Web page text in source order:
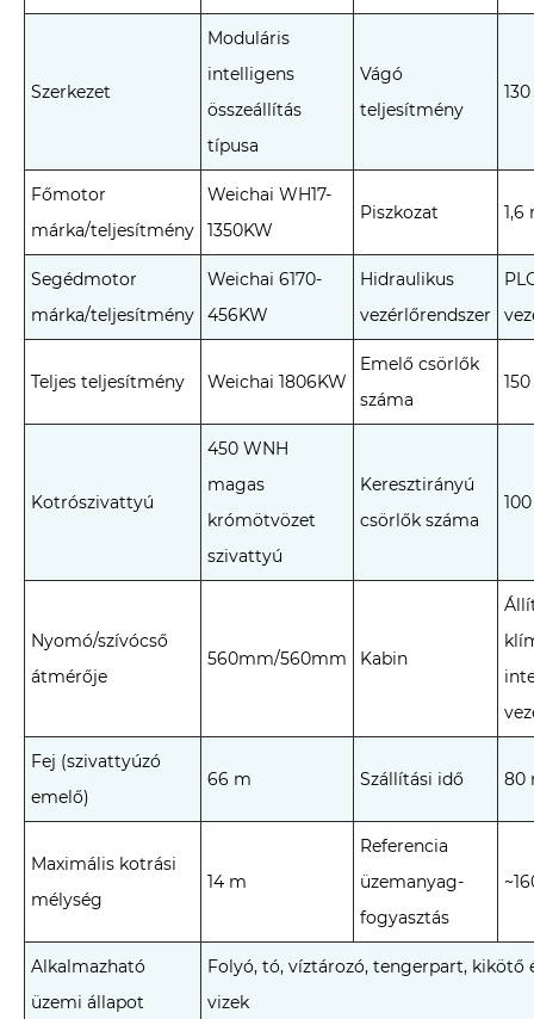
Szerkezet
Moduláris
intelligens
összeállítás
típusa
Vágó
teljesítmény
Főmotor
márka/teljesítmény
Weichai WH17-
1350KW
Piszkozat 1,6
Segédmotor
márka/teljesítmény
Weichai 6170-
456KW
Hidraulikus
vezérlőrendszer
Teljes teljesítmény Weichai 1806KW
Emelő csörlők
száma
Kotrószivattyú
450 WNH
magas
krómötvözet
szivattyú
Keresztirányú
csörlők száma
Nyomó/szívócső
átmérője
560mm/560mm Kabin
Fej (szivattyúzó
emelő)
66 m Szállítási idő 80
Maximális kotrási
mélység
14 m
Referencia
üzemanyag-
fogyasztás
Alkalmazható
üzemi állapot
Folyó, tó, víztározó, tengerpart, kikötő
vizek